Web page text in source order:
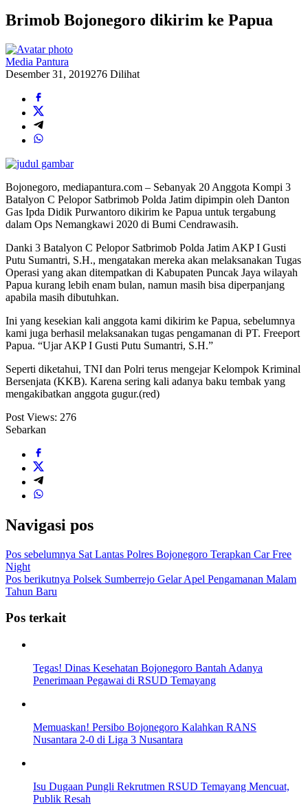
Brimob Bojonegoro dikirim ke Papua
Media Pantura
Desember 31, 2019276 Dilihat
Bojonegoro, mediapantura.com – Sebanyak 20 Anggota Kompi 3
Batalyon C Pelopor Satbrimob Polda Jatim dipimpin oleh Danton
Gas Ipda Didik Purwantoro dikirim ke Papua untuk tergabung
dalam Ops Nemangkawi 2020 di Bumi Cendrawasih.
Danki 3 Batalyon C Pelopor Satbrimob Polda Jatim AKP I Gusti
Putu Sumantri, S.H., mengatakan mereka akan melaksanakan Tugas
Operasi yang akan ditempatkan di Kabupaten Puncak Jaya wilayah
Papua kurang lebih enam bulan, namun masih bisa diperpanjang
apabila masih dibutuhkan.
Ini yang kesekian kali anggota kami dikirim ke Papua, sebelumnya
kami juga berhasil melaksanakan tugas pengamanan di PT. Freeport
Papua. “Ujar AKP I Gusti Putu Sumantri, S.H.”
Seperti diketahui, TNI dan Polri terus mengejar Kelompok Kriminal
Bersenjata (KKB). Karena sering kali adanya baku tembak yang
mengakibatkan anggota gugur.(red)
Post Views: 276
Sebarkan
Navigasi pos
Pos sebelumnya Sat Lantas Polres Bojonegoro Terapkan Car Free
Night
Pos berikutnya Polsek Sumberrejo Gelar Apel Pengamanan Malam
Tahun Baru
Pos terkait
Tegas! Dinas Kesehatan Bojonegoro Bantah Adanya
Penerimaan Pegawai di RSUD Temayang
Memuaskan! Persibo Bojonegoro Kalahkan RANS
Nusantara 2-0 di Liga 3 Nusantara
Isu Dugaan Pungli Rekrutmen RSUD Temayang Mencuat,
Publik Resah